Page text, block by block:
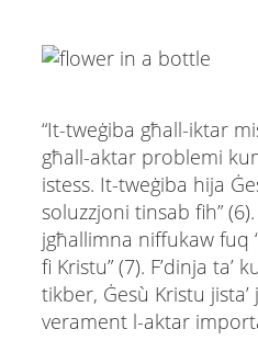
“It-tweġiba għall-iktar
għall-aktar problemi
istess. It-tweġiba hija
soluzzjoni tinsab fih”
jgħallimna niffukaw fuq
fi Kristu” (7). F’dinja ta’
tikber, Ġesù Kristu
verament l-aktar